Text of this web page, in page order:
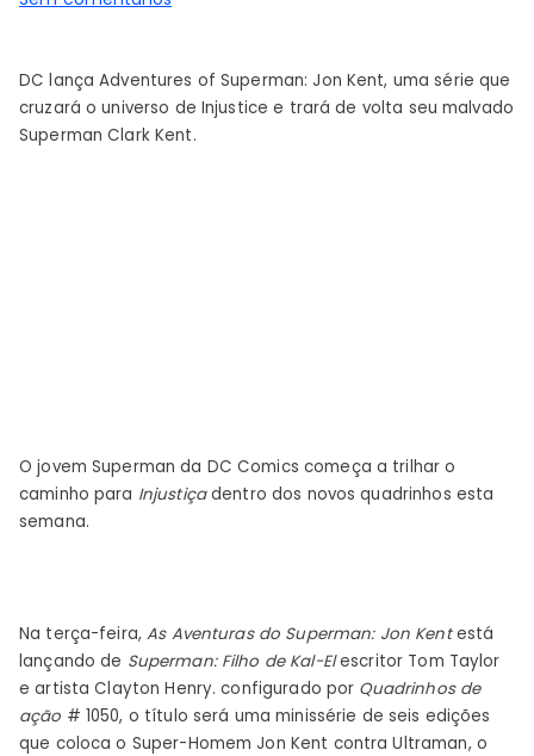
esta
semana
da
DC lança Adventures of Superman: Jon Kent, uma série que
cruzará o universo de Injustice e trará de volta seu malvado
Superman Clark Kent.
O jovem Superman da DC Comics começa a trilhar o
caminho para Injustiçadentro dos novos quadrinhos esta
semana.
Na terça-feira,As Aventuras do Superman: Jon Kentestá
lançando de Superman: Filho de Kal-Elescritor Tom Taylor
e artista Clayton Henry. configurado por Quadrinhos de
ação # 1050, o título será uma minissérie de seis edições
que coloca o Super-Homem Jon Kent contra Ultraman, o